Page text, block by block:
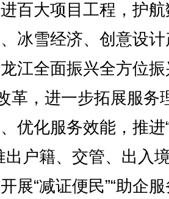
百大项目工程，护
冰雪经济、创意设
江全面振兴全方位
革，进一步拓展服务
优化服务效能，推进
出户籍、交管、出入
展“减证便民”“助企服